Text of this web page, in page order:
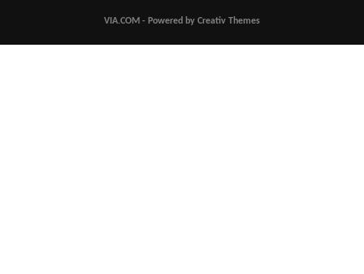
VIA.COM - Powered by Creativ Themes